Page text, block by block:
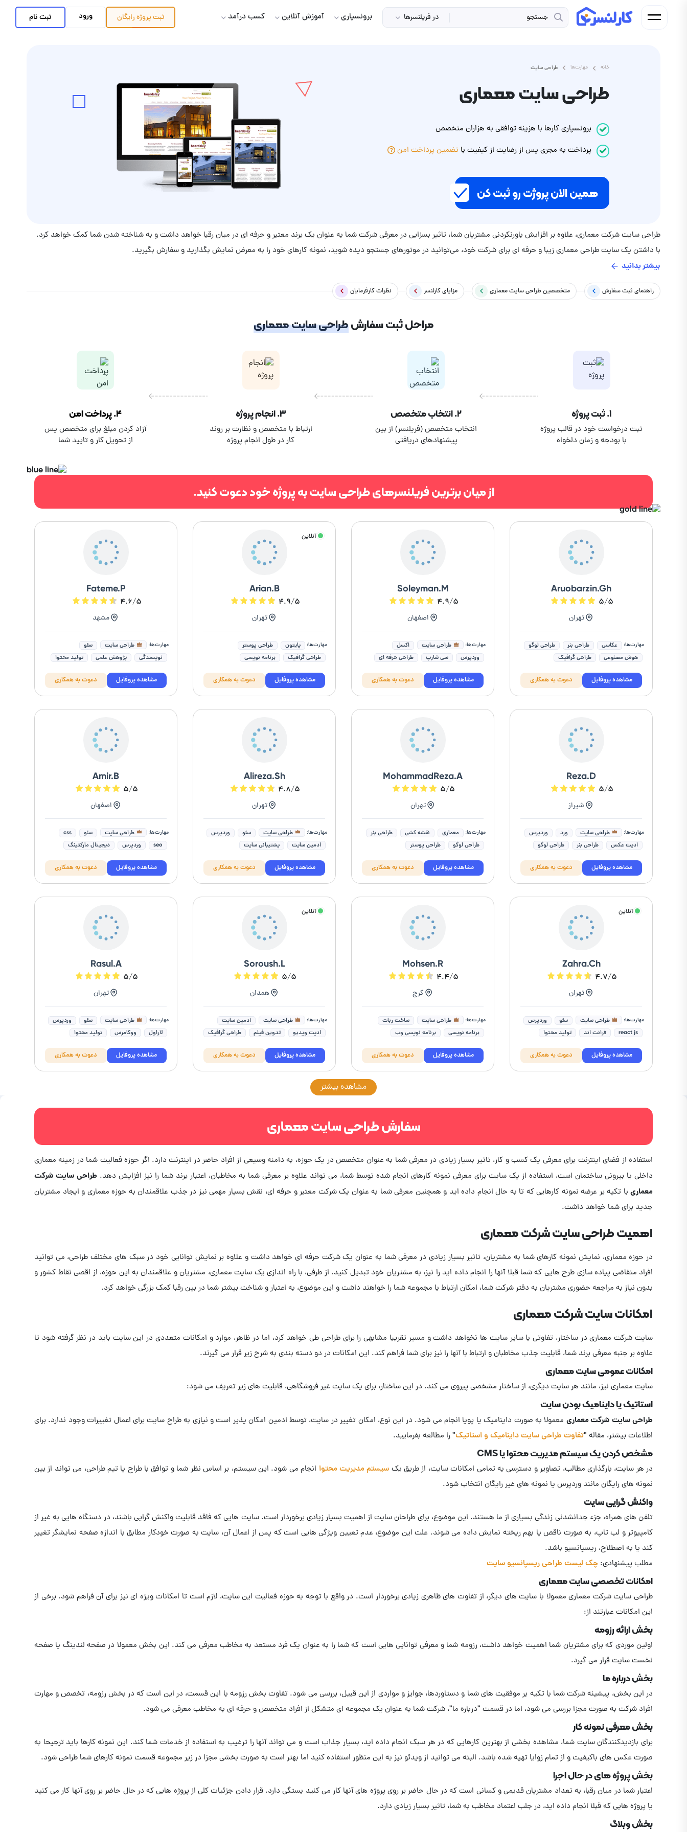
در فریلنسرها برونسپاری آموزش آنلاین کسب درآمد ثبت پروژهرایگان ورود ثبت نام
خانه مهارت‌ها طراحی سایت
طراحی سایت معماری
برونسپاری کارها با هزینه توافقی به هزاران متخصص
پرداخت به مجری پس از رضایت از کیفیت با تضمین پرداخت امن
همین الان پروژت رو ثبت کن
با داشتن یک سایت طراحی معماری زیبا و حرفه ای برای شرکت خود، می‌توانید در موتورهای جستجو دیده شوید، نمونه کارهای خود را به معرض نمایش بگذارید و سفارش بگیرید.
بیشتر بدانید
راهنمای ثبت سفارش متخصصین طراحی سایت معماری مزایای کارلنسر نظرات کارفرمایان
مراحل ثبت سفارشطراحی سایت معماری
۱. ثبت پروژه
ثبت درخواست خود در قالب پروژه
با بودجه و زمان دلخواه
۲. انتخاب متخصص
انتخاب متخصص (فریلنسر) از بین
پیشنهادهای دریافتی
۳. انجام پروژه
ارتباط با متخصص و نظارت بر روند
کار در طول انجام پروژه
۴. پرداخت امن
آزاد کردن مبلغ برای متخصص پس
از تحویل کار و تایید شما
از میان برترین فریلنسرهای طراحی سایت به پروژه خود دعوت کنید.
Aruobarzin.Gh
۵/۵
تهران
مهارت‌ها: عکاسی طراحی بنر
طراحی لوگو
هوش مصنوعی
طراحی گرافیک
adobe illusrator
ادیت و روتوش عکس
مشاهده پروفایل دعوت به همکاری
Soleyman.M
۴.۹/۵
اصفهان
مهارت‌ها: طراحی سایت
اکسل
وردپرس
سی شارپ
طراحی حرفه ای
طراحی سایت فروشگاهی
مشاهده پروفایل دعوت به همکاری
آنلاین
Arian.B
۴.۹/۵
تهران
مهارت‌ها: پایتون
طراحی پوستر
طراحی گرافیک
برنامه نویسی
طراحی کارت ویزیت
متخصص هوش مصنوعی
مشاهده پروفایل دعوت به همکاری
Fateme.P
۴.۶/۵
مشهد
مهارت‌ها: طراحی سایت
سئو
نویسندگی
پژوهش علمی
تولید محتوا
تولید محتوای سایت
پایان نامه و سمینار مشاهده پروفایل دعوت به همکاری
Reza.D
۵/۵
شیراز
مهارت‌ها: طراحی سایت ورد
وردپرس
ادیت عکس
طراحی بنر
طراحی لوگو
سرعت وب سایت
طراحی کارت ویزیت مشاهده پروفایل دعوت به همکاری
MohammadReza.A
۵/۵
تهران
مهارت‌ها: معماری نقشه کشی
طراحی بنر
طراحی لوگو
طراحی پوستر
طراحی ست اداری
طراحی هویت بصری
مشاهده پروفایل دعوت به همکاری
Alireza.Sh
۴.۸/۵
تهران
مهارت‌ها: طراحی سایت سئو
وردپرس
ادمین سایت
پشتیبانی سایت
بهینه سازی سرعت
افزایش سرعت سایت
مشاهده پروفایل دعوت به همکاری
Amir.B
۵/۵
اصفهان
مهارت‌ها: طراحی سایت سئو
css
seo
وردپرس
دیجیتال مارکتینگ
طراحی کمپین تبلیغاتی
مشاهده پروفایل دعوت به همکاری
آنلاین
Zahra.Ch
۴.۷/۵
تهران
مهارت‌ها: طراحی سایت سئو
وردپرس
react js
فرانت اند
تولید محتوا
بهینه سازی سایت
تولید محتوای سایت مشاهده پروفایل دعوت به همکاری
Mohsen.R
۴.۴/۵
کرج
مهارت‌ها: طراحی سایت
ساخت ربات
برنامه نویسی
برنامه نویسی وب
برنامه نویسی موبایل
برنامه نویسی ویندوز
مشاهده پروفایل دعوت به همکاری
آنلاین
Soroush.L
۵/۵
همدان
مهارت‌ها: طراحی سایت
ادمین سایت
ادیت ویدیو
تدوین فیلم
طراحی گرافیک
محتواگذاری وردپرس
فتوشاپ (photoshop)
مشاهده پروفایل دعوت به همکاری
Rasul.A
۵/۵
تهران
مهارت‌ها: طراحی سایت سئو
وردپرس
لاراول
ووکامرس
تولید محتوا
بهینه سازی سایت
برنامه نویسی وب مشاهده پروفایل دعوت به همکاری
مشاهده بیشتر
سفارش طراحی سایت معماری
استفاده از فضای اینترنت برای معرفی یک کسب و کار، تاثیر بسیار زیادی در معرفی شما به عنوان متخصص در یک حوزه، به دامنه وسیعی از افراد حاضر در اینترنت دارد. اگر حوزه فعالیت شما در زمینه معماری
داخلی یا بیرونی ساختمان است، استفاده از یک سایت برای معرفی نمونه کارهای انجام شده توسط شما، می تواند علاوه بر معرفی شما به مخاطبان، اعتبار برند شما را نیز افزایش دهد. طراحی سایت شرکت
معماری با تکیه بر عرضه نمونه کارهایی که تا به حال انجام داده اید و همچنین معرفی شما به عنوان یک شرکت معتبر و حرفه ای، نقش بسیار مهمی نیز در جذب علاقمندان به حوزه معماری و ایجاد مشتریان
جدید برای شما خواهد داشت.
اهمیت طراحی سایت شرکت معماری
در حوزه معماری، نمایش نمونه کارهای شما به مشتریان، تاثیر بسیار زیادی در معرفی شما به عنوان یک شرکت حرفه ای خواهد داشت و علاوه بر نمایش توانایی خود در سبک های مختلف طراحی، می توانید
افراد متقاضی پیاده سازی طرح هایی که شما قبلا آنها را انجام داده اید را نیز، به مشتریان خود تبدیل کنید. از طرفی، با راه اندازی یک سایت معماری، مشتریان و علاقمندان به این حوزه، از اقصی نقاط کشور و
بدون نیاز به مراجعه حضوری مشتریان به دفتر شرکت شما، امکان ارتباط با مجموعه شما را خواهند داشت و این موضوع، به اعتبار و شناخت بیشتر شما در بین رقبا کمک بزرگی خواهد کرد.
امکانات سایت شرکت معماری
سایت شرکت معماری در ساختار، تفاوتی با سایر سایت ها نخواهد داشت و مسیر تقریبا مشابهی را برای طراحی طی خواهد کرد، اما در ظاهر، موارد و امکانات متعددی در این سایت باید در نظر گرفته شود تا
علاوه بر جنبه معرفی برند شما، قابلیت جذب مخاطبان و ارتباط با آنها را نیز برای شما فراهم کند. این امکانات در دو دسته بندی به شرح زیر قرار می گیرند.
امکانات عمومی سایت معماری
سایت معماری نیز، مانند هر سایت دیگری، از ساختار مشخصی پیروی می کند. در این ساختار، برای یک سایت غیر فروشگاهی، قابلیت های زیر تعریف می شود:
استاتیک یا داینامیک بودن سایت
طراحی سایت شرکت معماری معمولا به صورت داینامیک یا پویا انجام می شود. در این نوع، امکان تغییر در سایت، توسط ادمین امکان پذیر است و نیازی به طراح سایت برای اعمال تغییرات وجود ندارد. برای
اطلاعات بیشتر، مقاله "تفاوت طراحی سایت داینامیک و استاتیک" را مطالعه بفرمایید.
مشخص کردن یک سیستم مدیریت محتوا یا CMS
در هر سایت، بارگذاری مطالب، تصاویر و دسترسی به تمامی امکانات سایت، از طریق یک سیستم مدیریت محتوا انجام می شود. این سیستم، بر اساس نظر شما و توافق با طراح یا تیم طراحی، می تواند از بین
نمونه های رایگان مانند وردپرس یا نمونه های غیر رایگان انتخاب شود.
واکنش گرایی سایت
تلفن های همراه، جزء جدانشدنی زندگی بسیاری از ما هستند. این موضوع، برای طراحان سایت از اهمیت بسیار زیادی برخوردار است. سایت هایی که فاقد قابلیت واکنش گرایی باشند، در دستگاه هایی به غیر از
کامپیوتر و لب تاپ، به صورت ناقص یا بهم ریخته نمایش داده می شوند. علت این موضوع، عدم تعیین ویژگی هایی است که پس از اعمال آن، سایت به صورت خودکار مطابق با اندازه صفحه نمایشگر تغییر
کند یا به اصطلاح، ریسپانسیو باشد.
مطلب پیشنهادی: چک لیست طراحی ریسپانسیو سایت
امکانات تخصصی سایت معماری
طراحی سایت شرکت معماری معمولا با سایت های دیگر، از تفاوت های ظاهری زیادی برخوردار است. در واقع با توجه به حوزه فعالیت این سایت، لازم است تا امکانات ویژه ای نیز برای آن فراهم شود. برخی از
این امکانات عبارتند از:
بخش ارائه رزومه
اولین موردی که برای مشتریان شما اهمیت خواهد داشت، رزومه شما و معرفی توانایی هایی است که شما را به عنوان یک فرد مستعد به مخاطب معرفی می کند. این بخش معمولا در صفحه لندینگ یا صفحه
نخست سایت قرار می گیرد.
بخش درباره ما
در این بخش، پیشینه شرکت شما با تکیه بر موفقیت های شما و دستاوردها، جوایز و مواردی از این قبیل، بررسی می شود. تفاوت بخش رزومه با این قسمت، در این است که در بخش رزومه، تخصص و مهارت
افراد شرکت به صورت مجزا بررسی می شود، اما در قسمت "درباره ما"، شرکت شما به عنوان یک مجموعه ای متشکل از افراد متخصص و حرفه ای به مخاطب معرفی می شود.
بخش معرفی نمونه کار
برای بازدیدکنندگان سایت شما، مشاهده بخشی از بهترین کارهایی که در هر سبک انجام داده اید، بسیار جذاب است و می تواند آنها را ترغیب به استفاده از خدمات شما کند. این نمونه کارها باید ترجیحا به
صورت عکس های باکیفیت و از تمام زوایا تهیه شده باشد. البته می توانید از ویدئو نیز به این منظور استفاده کنید اما بهتر است به صورت بخشی مجزا در زیر مجموعه قسمت نمونه کارهای شما طراحی شود.
بخش پروژه های در حال اجرا
اعتبار شما در میان رقبا، به تعداد مشتریان قدیمی و کسانی است که در حال حاضر بر روی پروژه های آنها کار می کنید بستگی دارد. قرار دادن جزئیات کلی از پروژه هایی که در حال حاضر بر روی آنها کار می کنید
یا پروژه هایی که قبلا انجام داده اید، در جلب اعتماد مخاطب به شما، تاثیر بسیار زیادی دارد.
بخش وبلاگ